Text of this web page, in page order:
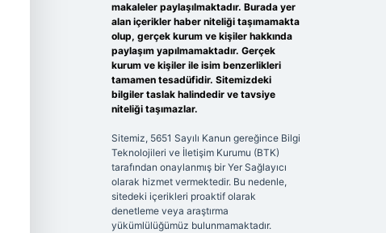
makaleler paylaşılmaktadır. Burada yer
alan içerikler haber niteliği taşımamakta
olup, gerçek kurum ve kişiler hakkında
paylaşım yapılmamaktadır. Gerçek
kurum ve kişiler ile isim benzerlikleri
tamamen tesadüfidir. Sitemizdeki
bilgiler taslak halindedir ve tavsiye
niteliği taşımazlar.
Sitemiz, 5651 Sayılı Kanun gereğince Bilgi
Teknolojileri ve İletişim Kurumu (BTK)
tarafından onaylanmış bir Yer Sağlayıcı
olarak hizmet vermektedir. Bu nedenle,
sitedeki içerikleri proaktif olarak
denetleme veya araştırma
yükümlülüğümüz bulunmamaktadır.